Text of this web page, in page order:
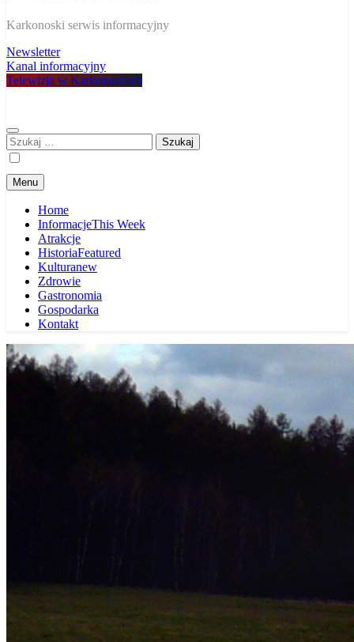
W Karkonoszach
Karkonoski serwis informacyjny
Newsletter
Kanal informacyjny
Telewizja w Karkonoszach
Szukaj:
Menu
Home
InformacjeThis Week
Atrakcje
HistoriaFeatured
Kulturanew
Zdrowie
Gastronomia
Gospodarka
Kontakt